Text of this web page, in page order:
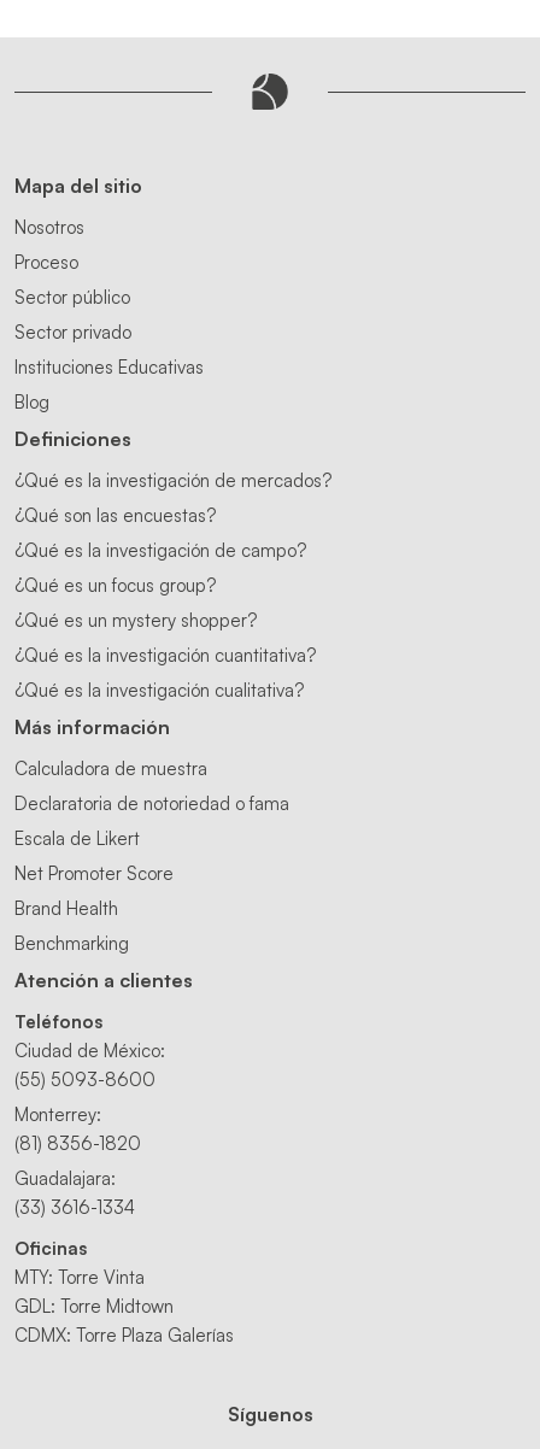
Mapa del sitio
Nosotros
Proceso
Sector público
Sector privado
Instituciones Educativas
Blog
Definiciones
¿Qué es la investigación de mercados?
¿Qué son las encuestas?
¿Qué es la investigación de campo?
¿Qué es un focus group?
¿Qué es un mystery shopper?
¿Qué es la investigación cuantitativa?
¿Qué es la investigación cualitativa?
Más información
Calculadora de muestra
Declaratoria de notoriedad o fama
Escala de Likert
Net Promoter Score
Brand Health
Benchmarking
Atención a clientes
Teléfonos
Ciudad de México:
(55) 5093-8600
Monterrey:
(81) 8356-1820
Guadalajara:
(33) 3616-1334
Oficinas
MTY: Torre Vinta
GDL: Torre Midtown
CDMX: Torre Plaza Galerías
Síguenos